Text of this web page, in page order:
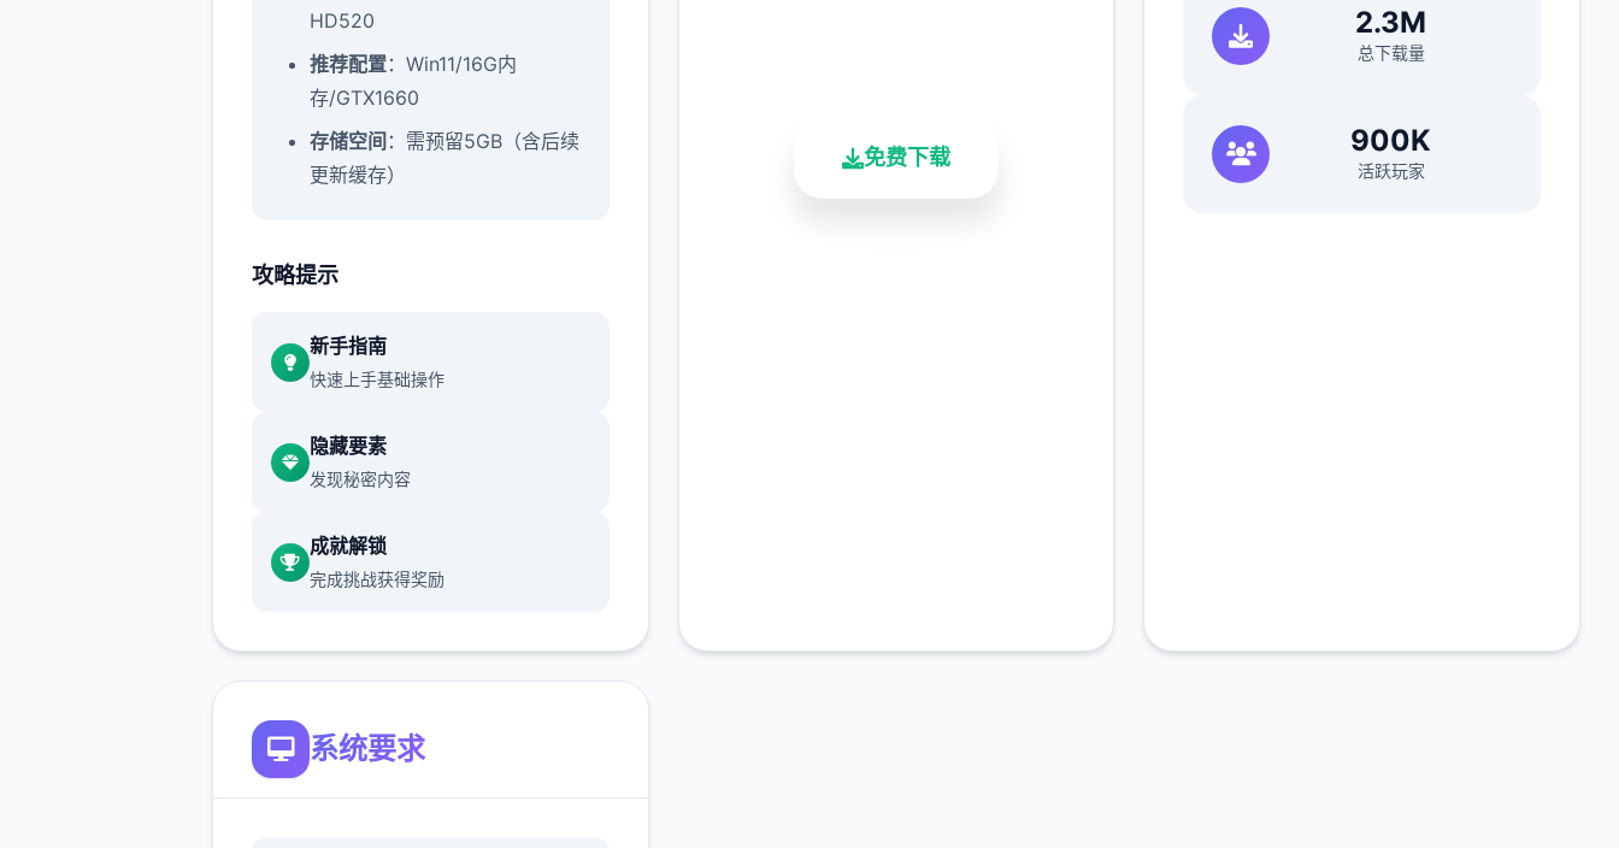
HD520
​推荐配置​​：Win11/16G内
存/GTX1660
​存储空间​ ​：需预留5GB（含后续
更新缓存）
催眠app攻略：
新增chuang戏功能
现在可以进行床戏教学了
体育仓库和保健室均可触发chuang
戏，但目前体育仓库尚未实装
但为方便进度报告版体验，现调整
为角色等级≥10时开放
新增毛剃除功能
该功能其实早已开发完成，但因未
攻略提示
新手指南
快速上手基础操作
隐藏要素
发现秘密内容
成就解锁
完成挑战获得奖励
免费下载
2.3M
总下载量
900K
活跃玩家
系统要求